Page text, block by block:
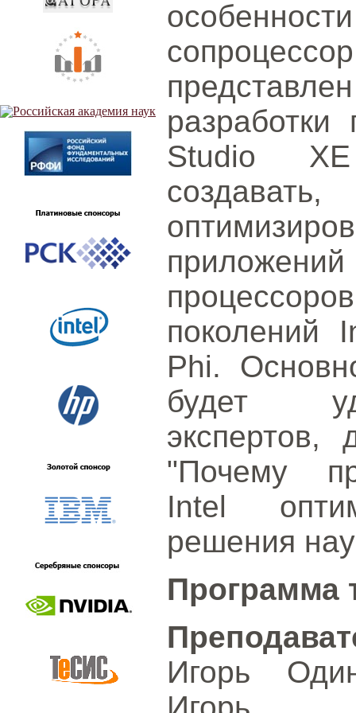
Studio
поколений
Phi.
будет
"Почему
Intel
решения
Программа
Игорь